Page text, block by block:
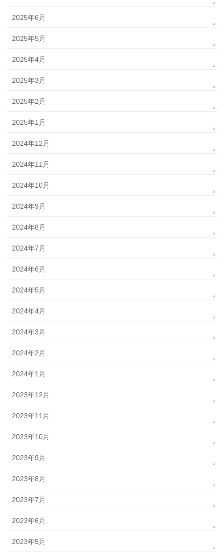
2025年6月
2025年5月
2025年4月
2025年3月
2025年2月
2025年1月
2024年12月
2024年11月
2024年10月
2024年9月
2024年8月
2024年7月
2024年6月
2024年5月
2024年4月
2024年3月
2024年2月
2024年1月
2023年12月
2023年11月
2023年10月
2023年9月
2023年8月
2023年7月
2023年6月
2023年5月